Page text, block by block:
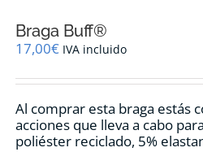
Braga Buff®
17,00€ IVA incluido
Al comprar esta braga estás
acciones que lleva a cabo
poliéster reciclado, 5%